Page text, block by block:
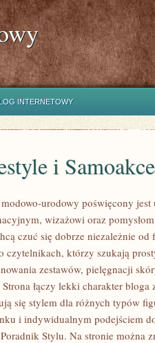
INTERNETOWY
i
urodowy poświęcony
wizażowi oraz
czuć się dobrze niezależnie od
czytelnikach, którzy szukają
zestawów, pielęgnacji
łączy lekki charakter
się stylem dla różnych typów
i indywidualnym podejściem
Stylu. Na stronie można